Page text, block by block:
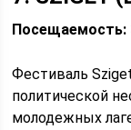
Посещаемость:
Фестиваль
политической
молодежных